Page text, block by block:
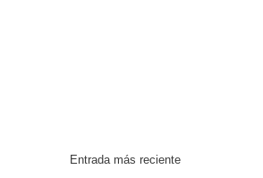
Entrada más reciente